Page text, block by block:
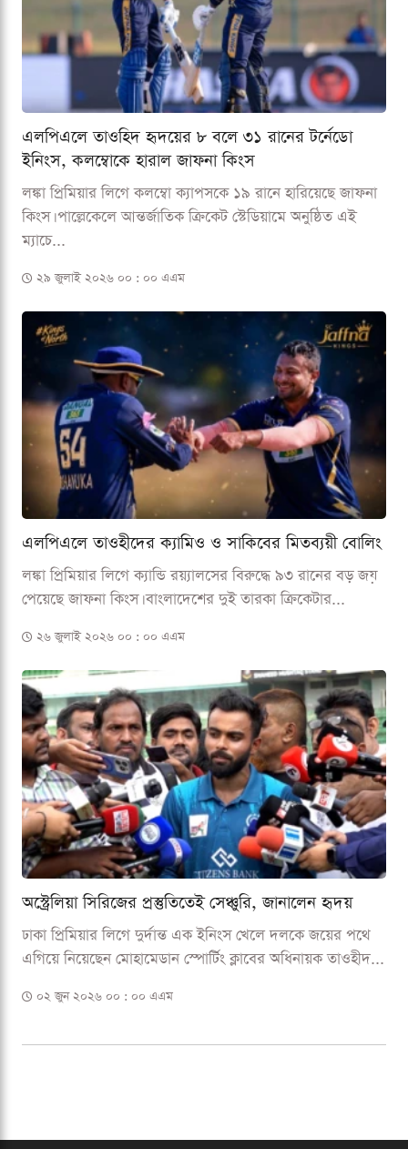
এলপিএলে তাওহিদ হৃদয়ের ৮ বলে ৩১ রানের টর্নেডো
ইনিংস, কলম্বোকে হারাল জাফনা কিংস
লঙ্কা প্রিমিয়ার লিগে কলম্বো ক্যাপসকে ১৯ রানে হারিয়েছে জাফনা
কিংস। পাল্লেকেলে আন্তর্জাতিক ক্রিকেট স্টেডিয়ামে অনুষ্ঠিত এই
ম্যাচে...
২৯ জুলাই ২০২৬ ০০ : ০০ এএম
এলপিএলে তাওহীদের ক্যামিও ও সাকিবের মিতব্যয়ী বোলিং
লঙ্কা প্রিমিয়ার লিগে ক্যান্ডি রয়্যালসের বিরুদ্ধে ৯৩ রানের বড় জয়
পেয়েছে জাফনা কিংস। বাংলাদেশের দুই তারকা ক্রিকেটার...
২৬ জুলাই ২০২৬ ০০ : ০০ এএম
অস্ট্রেলিয়া সিরিজের প্রস্তুতিতেই সেঞ্চুরি, জানালেন হৃদয়
ঢাকা প্রিমিয়ার লিগে দুর্দান্ত এক ইনিংস খেলে দলকে জয়ের পথে
এগিয়ে নিয়েছেন মোহামেডান স্পোর্টিং ক্লাবের অধিনায়ক তাওহীদ...
০২ জুন ২০২৬ ০০ : ০০ এএম